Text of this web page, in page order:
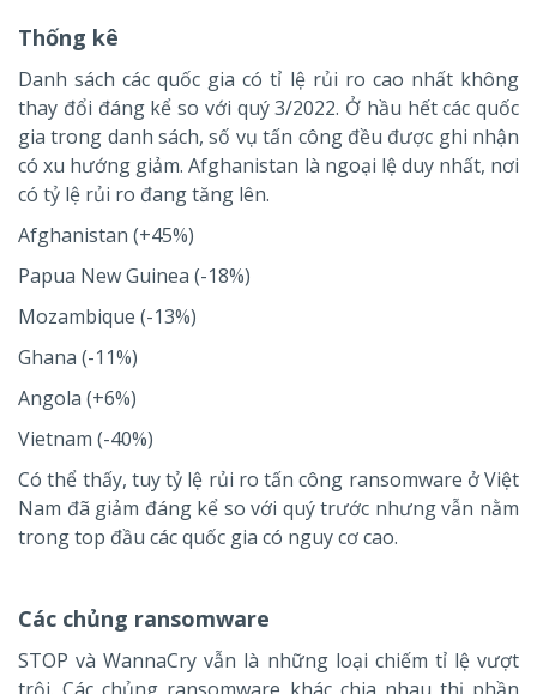
Thống kê
Danh sách các quốc gia có tỉ lệ rủi ro cao nhất không
thay đổi đáng kể so với quý 3/2022. Ở hầu hết các quốc
gia trong danh sách, số vụ tấn công đều được ghi nhận
có xu hướng giảm. Afghanistan là ngoại lệ duy nhất, nơi
có tỷ lệ rủi ro đang tăng lên.
Afghanistan (+45%)
Papua New Guinea (-18%)
Mozambique (-13%)
Ghana (-11%)
Angola (+6%)
Vietnam (-40%)
Có thể thấy, tuy tỷ lệ rủi ro tấn công ransomware ở Việt
Nam đã giảm đáng kể so với quý trước nhưng vẫn nằm
trong top đầu các quốc gia có nguy cơ cao.
Các chủng ransomware
STOP và WannaCry vẫn là những loại chiếm tỉ lệ vượt